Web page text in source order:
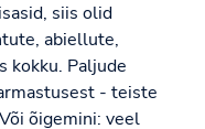
siis olid
abiellute,
kokku. Paljude
- teiste
õigemini: veel